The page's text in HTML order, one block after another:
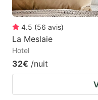
4.5 (56 avis)
La Meslaie
Hotel
32€ /nuit